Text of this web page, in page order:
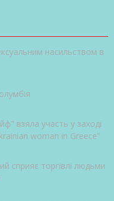
насильством в
взяла участь у заході
woman in Greece”
сприяє торгівлі людьми